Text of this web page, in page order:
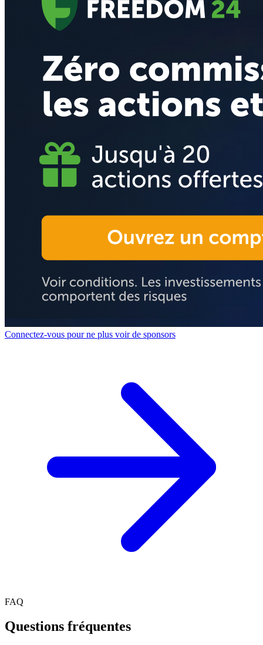
Connectez-vous pour ne plus voir de sponsors
FAQ
Questions fréquentes